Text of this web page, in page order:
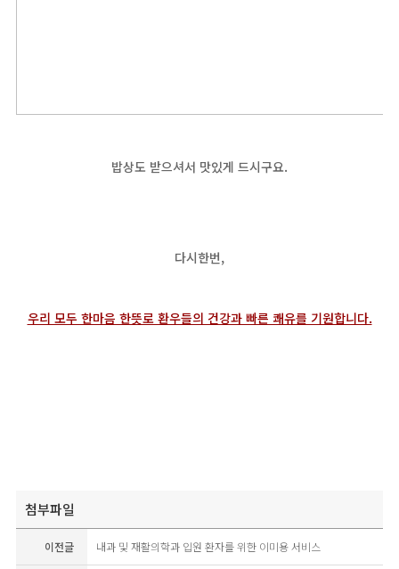
밥상도 받으셔서 맛있게 드시구요.
다시한번,
우리 모두 한마음 한뜻로 환우들의 건강과 빠른 쾌유를 기원합니다.
첨부파일
이전글 내과 및 재활의학과 입원 환자를 위한 이미용 서비스